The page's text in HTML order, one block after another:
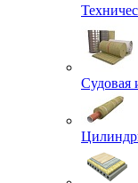
Судовая